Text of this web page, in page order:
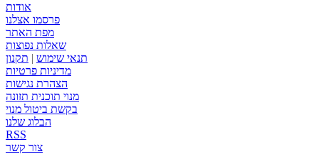
אודות
פרסמו אצלנו
מפת האתר
שאלות נפוצות
תנאי שימוש | תקנון
מדיניות פרטיות
הצהרת נגישות
מנוי תוכנית תזונה
בקשת ביטול מנוי
הבלוג שלנו
RSS
צור קשר